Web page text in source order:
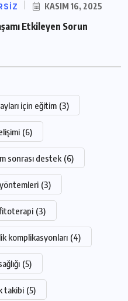
KASIM 16, 2025
Etkileyen Sorun
için eğitim (3)
(6)
sonrası destek (6)
(3)
(3)
komplikasyonları (4)
(5)
takibi (5)